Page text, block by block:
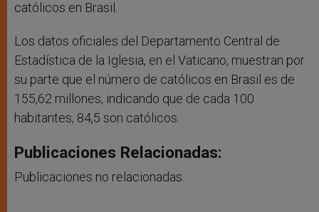
católicos en Brasil.
Los datos oficiales del Departamento Central de
Estadística de la Iglesia, en el Vaticano, muestran por
su parte que el número de católicos en Brasil es de
155,62 millones, indicando que de cada 100
habitantes, 84,5 son católicos.
Publicaciones Relacionadas:
Publicaciones no relacionadas.